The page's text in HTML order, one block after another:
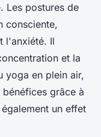
Les postures de
consciente,
l'anxiété. Il
et la
yoga en plein air,
grâce à
un effet